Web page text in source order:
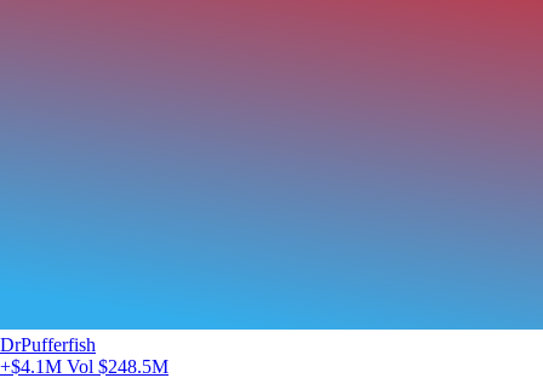
DrPufferfish
+$4.1M Vol $248.5M